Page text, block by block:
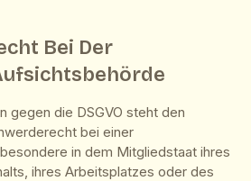
Bei Der
gegen die DSGVO steht den
bei einer
in dem Mitgliedstaat ihres
ihres Arbeitsplatzes oder des